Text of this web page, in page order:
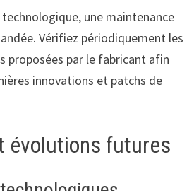
une maintenance
Vérifiez périodiquement les
proposées par le fabricant afin
innovations et patchs de
évolutions futures